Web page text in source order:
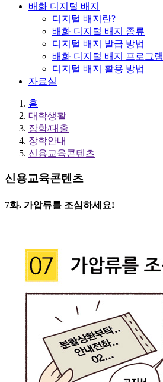
배화 디지털 배지
디지털 배지란?
배화 디지털 배지 종류
디지털 배지 발급 방법
배화 디지털 배지 프로그램
디지털 배지 활용 방법
자료실
홈
대학생활
장학/대출
장학안내
신용교육콘텐츠
신용교육콘텐츠
7화. 가압류를 조심하세요!